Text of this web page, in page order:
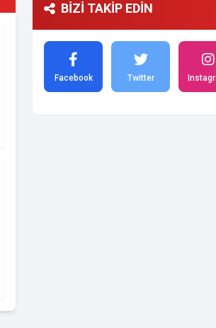
BİZİ TAKİP EDİN
Facebook Twitter